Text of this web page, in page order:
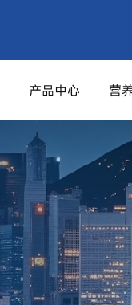
产品中心 营